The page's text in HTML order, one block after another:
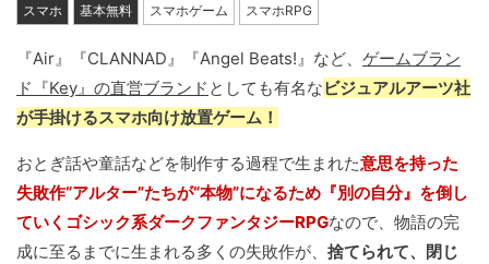
スマホ 基本無料 スマホゲーム スマホRPG
『Air』『CLANNAD』『Angel Beats!』など、 ゲームブラン
ド『Key』の直営ブランド としても有名なビジュアルアーツ社
が手掛けるスマホ向け放置ゲーム！
おとぎ話や童話などを制作する過程で生まれた意思を持った
失敗作“アルター”たちが“本物”になるため『別の自分』を倒し
ていくゴシック系ダークファンタジーRPGなので、物語の完
成に至るまでに生まれる多くの失敗作が、 捨てられて、閉じ